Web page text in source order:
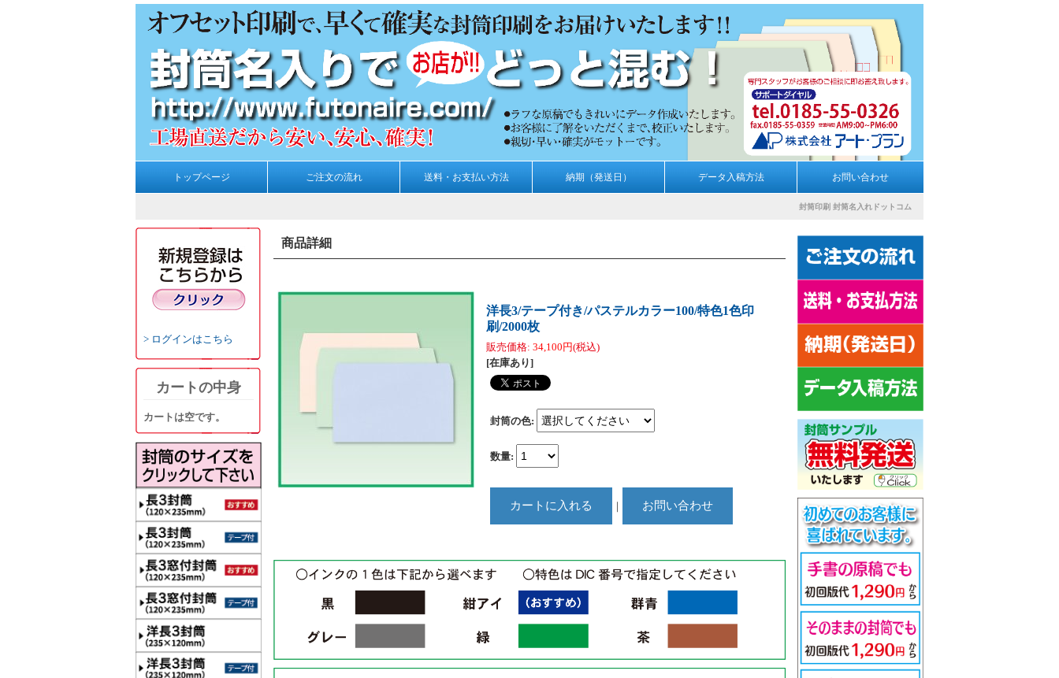
トップページ ご注文の流れ 送料・お支払い方法 納期（発送日） データ入稿方法 お問い合わせ
封筒印刷 封筒名入れドットコム
ログインはこちら
カートの中身
カートは空です。
商品詳細
洋長3/テープ付き/パステルカラー100/特色1色印
刷/2000枚
販売価格: 34,100円(税込)
[在庫あり]
封筒の色:
数量:
｜